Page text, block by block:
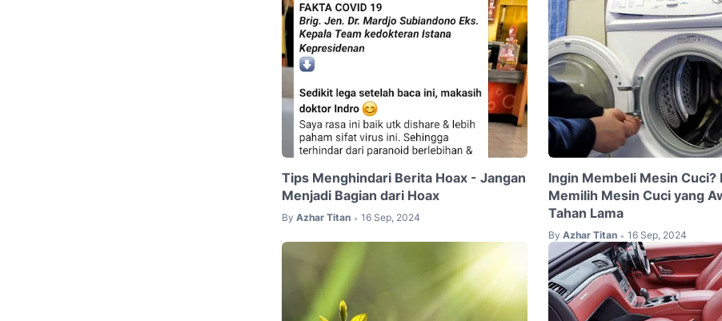
Tips Menghindari Berita Hoax - Jangan
Menjadi Bagian dari Hoax
By Azhar Titan • 16 Sep, 2024
Ingin Membeli Mesin Cuci?
Memilih Mesin Cuci yang
Tahan Lama
By Azhar Titan • 16 Sep, 2024